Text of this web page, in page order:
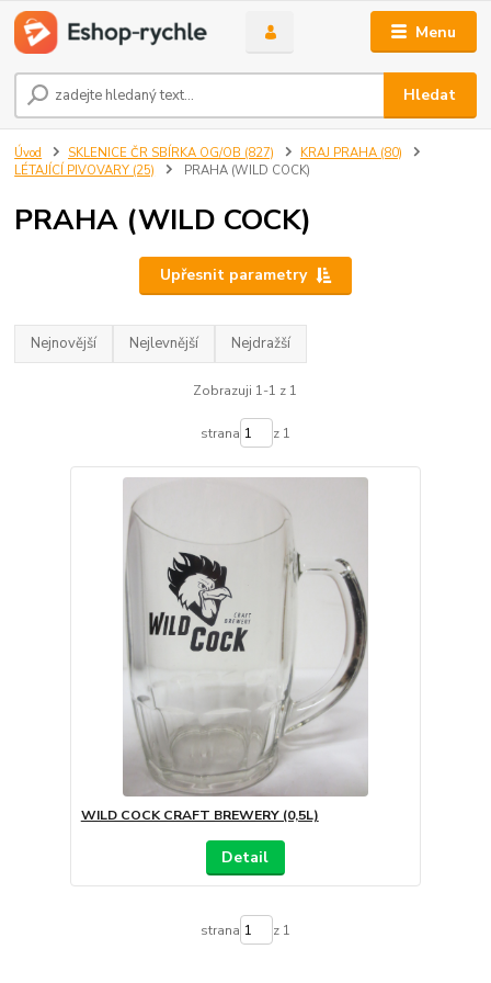
Menu
Hledat
Úvod SKLENICE ČR SBÍRKA OG/OB (827)
KRAJ PRAHA (80)
LÉTAJÍCÍ PIVOVARY (25)
PRAHA (WILD COCK)
PRAHA (WILD COCK)
Upřesnit parametry
Nejnovější Nejlevnější Nejdražší
Zobrazuji 1-1 z 1
strana z 1
WILD COCK CRAFT BREWERY (0,5L)
Detail
strana z 1